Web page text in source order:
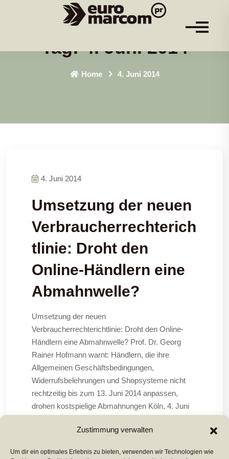
Zustimmung verwalten
Um dir ein optimales Erlebnis zu bieten, verwenden wir Technologien wie
Tag:4. Juni 2014
Home 4. Juni 2014
4. Juni 2014
Umsetzung der neuen
Verbraucherrechterich
tlinie: Droht den
Online-Händlern eine
Abmahnwelle?
Umsetzung der neuen
Verbraucherrechterichtlinie: Droht den Online-
Händlern eine Abmahnwelle? Prof. Dr. Georg
Rainer Hofmann warnt: Händlern, die ihre
Allgemeinen Geschäftsbedingungen,
Widerrufsbelehrungen und Shopsysteme nicht
rechtzeitig bis zum 13. Juni 2014 anpassen,
drohen kostspielige Abmahnungen Köln, 4. Juni
Umsetzung der